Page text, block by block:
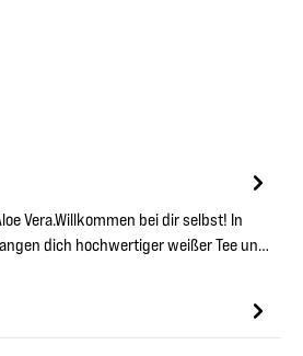
Vera.Willkommen bei dir selbst! In
dich hochwertiger weißer Tee un…